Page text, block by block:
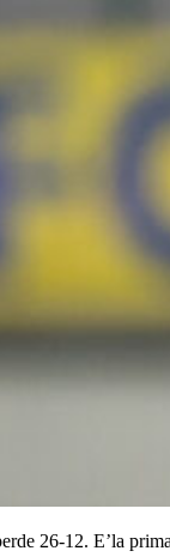
26-12. E’la